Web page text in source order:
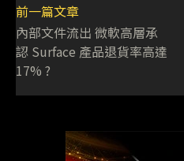
前一篇文章
內部文件流出 微軟高層承
認 Surface 產品退貨率高達
17% ?